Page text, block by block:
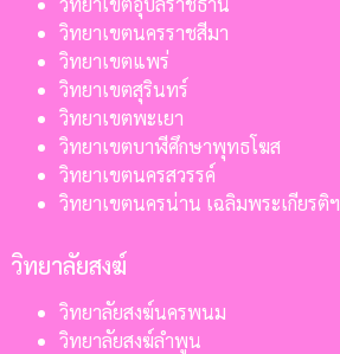
วิทยาเขตนครราชสีมา
วิทยาเขตแพร่
วิทยาเขตสุรินทร์
วิทยาเขตพะเยา
วิทยาเขตบาฬีศึกษาพุทธโฆส
วิทยาเขตนครสวรรค์
วิทยาเขตนครน่าน เฉลิมพระเกียรติฯ
วิทยาลัยสงฆ์
วิทยาลัยสงฆ์นครพนม
วิทยาลัยสงฆ์ลำพูน